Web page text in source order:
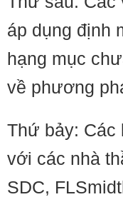
áp dụng định
hạng mục
về phương
Thứ bảy: Các
với các nhà
SDC,